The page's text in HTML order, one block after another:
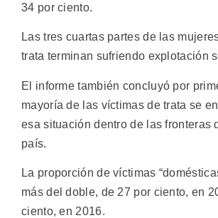
34 por ciento.
Las tres cuartas partes de las
trata terminan sufriendo explotación
El informe también concluyó por
mayoría de las víctimas de trata se
esa situación dentro de las fronteras
país.
La proporción de víctimas
más del doble, de 27 por ciento, en
ciento, en 2016.